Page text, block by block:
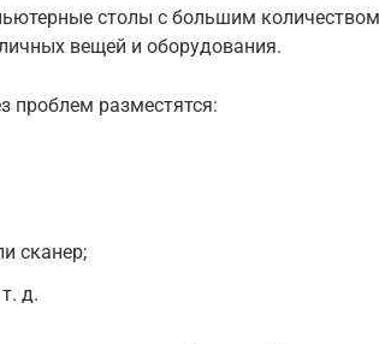
столы с большим
вещей и оборудования.
проблем разместятся:
сканер;
д.